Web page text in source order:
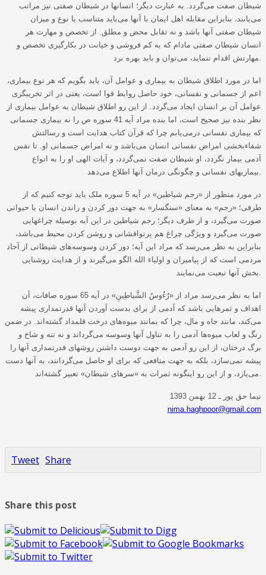
شیطان صفت می‌گردد. به عبارت دیگر؛ انسانها در شیطان صفتی نیز مراتب
می‌یابند، بنابراین مقابله اهل ایمان با آنها می‌باید متناسب با نوع و میزان
شیطان صفتی آنها باشد و نه تقابل محض و مطلق. از تخصص و مهارت هر
انسان شیطان صفتی مادام که به کم فروشی و خیانت در بکارگیری تخصص و
اما در مورد اطلاق شیطان به بیماری و عوامل آن، باید بگویم که هر نوع بیماری،
اعم از جسمانی و نفسانی، خود حاصل روابط قوا است، یعنی در اثر تخریبگری
عوامل آن بر انسان ایجاد می‌گردد. از این رو اطلاق شیطان به عوامل بیماری از
نظر بنده نیز صحیح است، اما بنده مراد آیه 41 سوره ص را نه بیماری جسمانی
که بیماری نفسانی درمی‌یابم چرا که قرآن کتاب هدایت است و رسالتش
شفاءبخشی امراض نفسانی انسان می‌باشد و نه امراض جسمانی او. تا نفس
آدمی بیمار نگردد، او شیطان صفت نمی‌گردد، و آیات الهی او را به انواع
در مورد منظور از «رجم شیاطین» در آیه 5 سوره ملک باید توجه کنیم که از
طرفی؛ «رجم» به معنای «سنگسار» به جهت دور کردن و راندن انسان یا حیوانی
صورت می‌گیرد، و از طرف دیگر؛ رجم شیاطین در این آیه بوسیله چراغهایی
صورت می‌گیرد و ویژگی چراغ هم پرتوافشانی و روشن کردن محیط می‌باشد،
بنابراین به نظر می‌رسد که مراد این آیه؛ دور کردن وسوسه‌های شیطانی از آحاد
مردمی است که از پیامبران و اولیاء الله الگو می‌گیرند و از هدایت روشنایی
اما به نظر می‌رسد مراد از «رُءُوسُ الشَّياطِينِ» در آیه 65 سوره صافات، آن
اهداف و ثمرهایی باشد که آدمی از برای بدست آوردن آنها قدرتمداری پیشه
می‌کند، مانند جاه و مال، چرا که بمانند میوه‌های درخت قلمداد گشته‌اند. در ضمن
رنگ و لعاب میوه‌ها آدمی را به تناول آنها وسوسه می‌گرداند و نه تنه و شاخ و
برگ درختان، از این رو آدمی به جهت دوست داشتن روشهای قدرتمداری آنها را
پیشه نمی‌سازد، بلکه به جهت منافعی که برای او حاصل می‌گردانند، به آنها دست
نیما حق پور ـ 12 بهمن 1393
nima.haghpoor@gmail.com
Tweet Share
Share this post